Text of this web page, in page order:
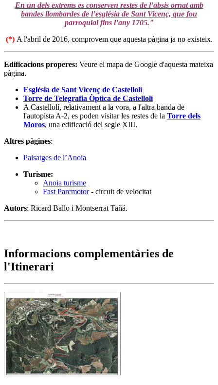
En un dels extrems es conserven restes de l’absis ornat amb
bandes llombardes de l’església de Sant Vicenç, que fou
parroquial fins l’any 1705."
(*) A l'abril de 2016, comprovem que aquesta pàgina ja no existeix.
Edificacions properes: Veure el mapa de Google d'aquesta mateixa
pàgina.
Església de Sant Vicenç de Castellolí
Torre de Telegrafia Òptica de Castellolí
A Castellolí, relativament a la vora, a l'altra banda de
l'autopista A-2, es poden visitar les restes de la Torre dels
Moros, una edificació del segle XIII.
Altres pàgines:
Paisatges de l’Anoia
Turisme:
Anoia turisme
Fast Parcmotor- circuit de velocitat
Autors: Ricard Ballo i Montserrat Tañá.
Informacions complementàries de
l'Itinerari